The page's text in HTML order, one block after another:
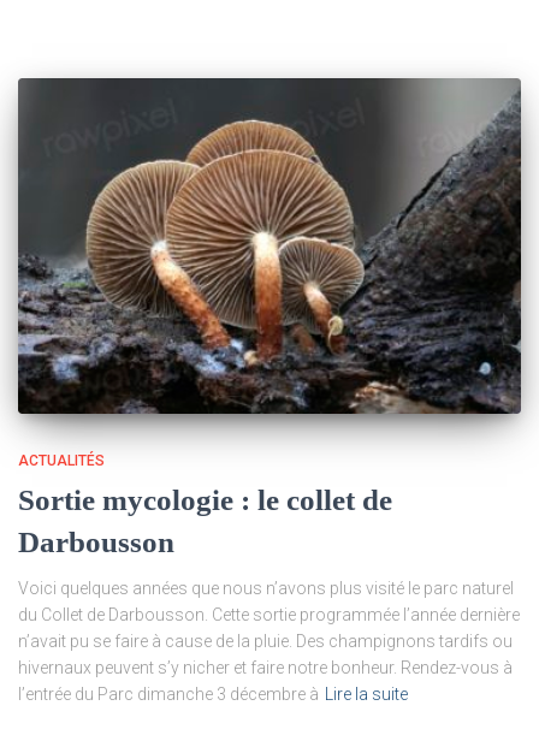
ACTUALITÉS
Sortie mycologie : le collet de
Darbousson
Voici quelques années que nous n’avons plus visité le parc naturel
du Collet de Darbousson. Cette sortie programmée l’année dernière
n’avait pu se faire à cause de la pluie. Des champignons tardifs ou
hivernaux peuvent s’y nicher et faire notre bonheur. Rendez-vous à
l’entrée du Parc dimanche 3 décembre à
Lire la suite